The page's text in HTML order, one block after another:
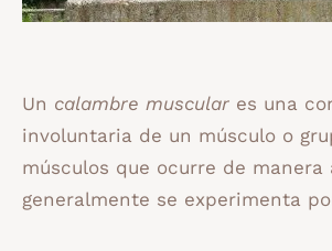
Un calambre muscular es una
involuntaria de un músculo o
músculos que ocurre de manera
generalmente se experimenta